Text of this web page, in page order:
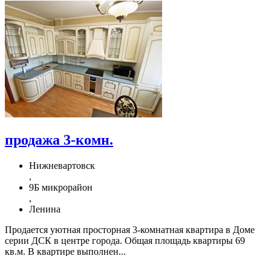
продажа 3-комн.
Нижневартовск
,
9Б микрорайон
,
Ленина
Продается уютная просторная 3-комнатная квартира в Доме
серии ДСК в центре города. Общая площадь квартиры 69
кв.м. В квартире выполнен...